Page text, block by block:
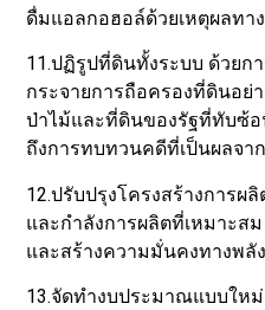
ดื่มแอลกอฮอล์ด้วยเหตุผลทา
11.ปฏิรูปที่ดินทั้งระบบ ด้วย
กระจายการถือครองที่ดินอย่
ป่าไม้และที่ดินของรัฐที่ทับซ้
ถึงการทบทวนคดีที่เป็นผลจา
12.ปรับปรุงโครงสร้างการ
และกำลังการผลิตที่เหมาะส
และสร้างความมั่นคงทางพลั
13.จัดทำงบประมาณแบบให